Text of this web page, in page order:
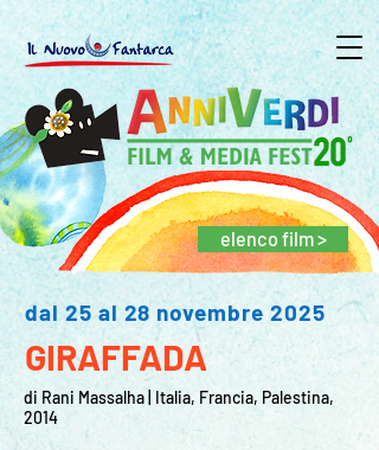
elenco film >
dal 25 al 28 novembre 2025
GIRAFFADA
di Rani Massalha | Italia, Francia, Palestina,
2014